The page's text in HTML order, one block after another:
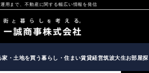
用まで、不動産に関する幅広い情報を発信
家・土地を買う暮らし・住まい賃貸経営筑波大生お部屋